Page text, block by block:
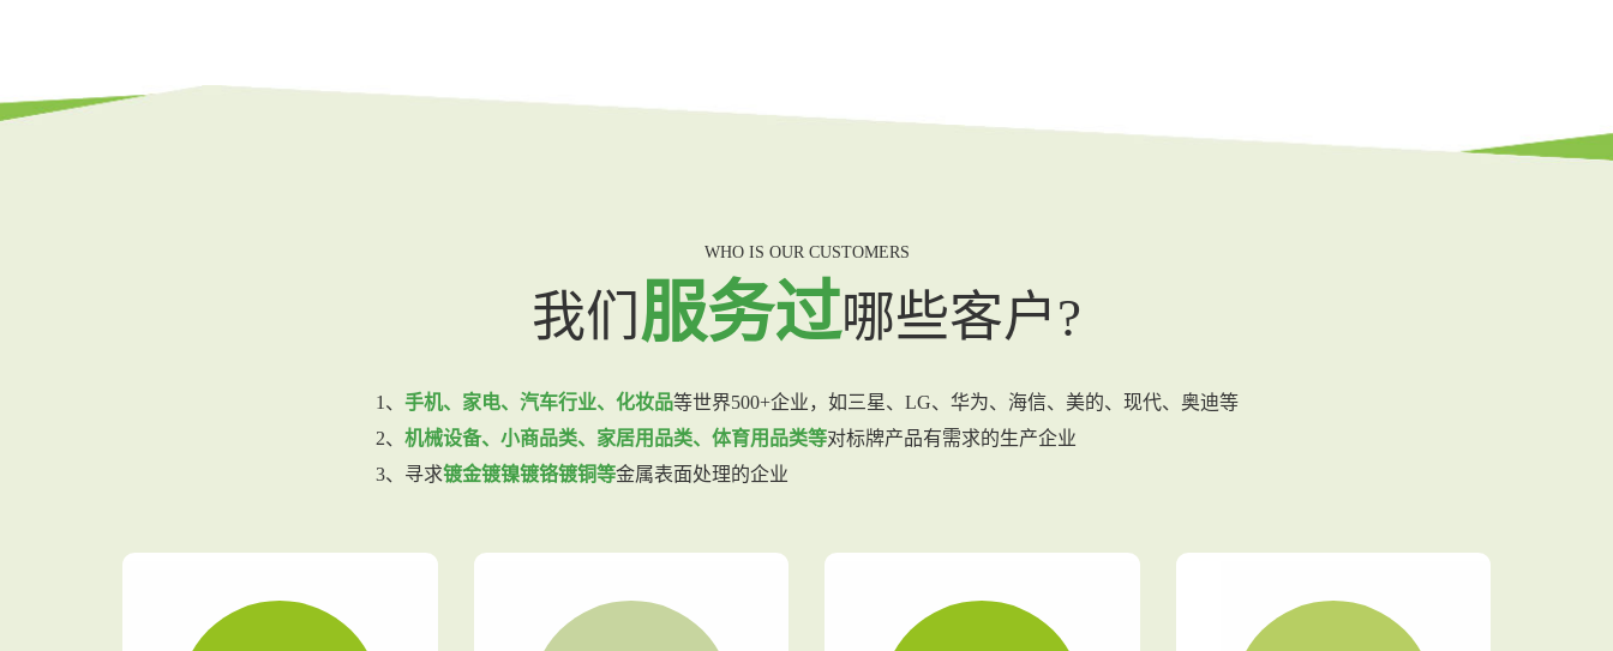
WHO IS OUR CUSTOMERS
我们 服务过哪些客户?
1、 手机、家电、汽车行业、化妆品等世界500+企业，如三星、LG、华为、海信、美的、现代、奥迪等
2、 机械设备、小商品类、家居用品类、体育用品类等对标牌产品有需求的生产企业
3、寻求镀金镀镍镀铬镀铜等金属表面处理的企业